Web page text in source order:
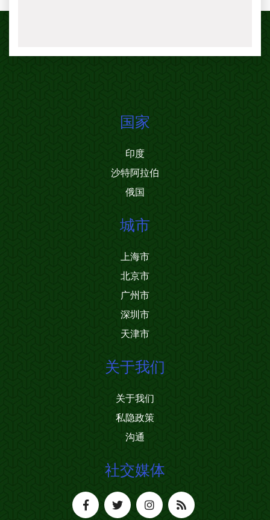
国家
印度
沙特阿拉伯
俄国
城市
上海市
北京市
广州市
深圳市
天津市
关于我们
关于我们
私隐政策
沟通
社交媒体